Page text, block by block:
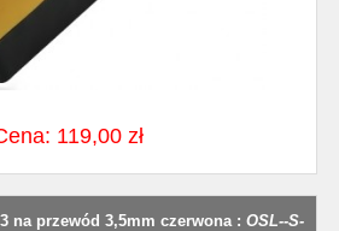
119,00 zł
na przewód 3,5mm czerwona : OSL--S-